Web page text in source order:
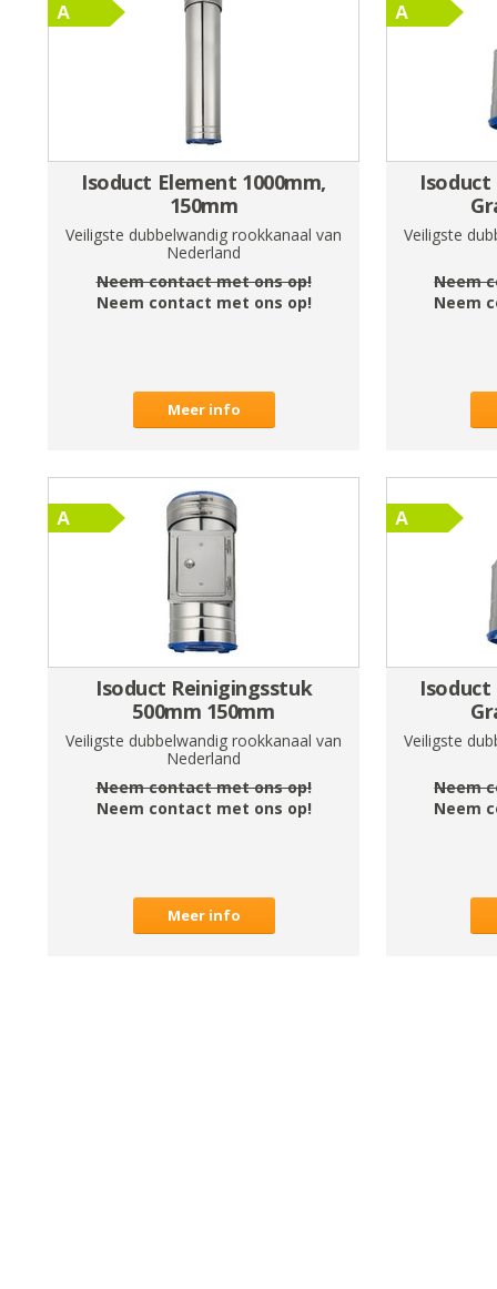
Isoduct Element 1000mm,
150mm
Veiligste dubbelwandig rookkanaal van
Nederland
Neem contact met ons op!
Neem contact met ons op!
Meer info
Isoduct
Veiligste
Neem
Neem
Isoduct Reinigingsstuk
500mm 150mm
Veiligste dubbelwandig rookkanaal van
Nederland
Neem contact met ons op!
Neem contact met ons op!
Meer info
Isoduct
Veiligste
Neem
Neem